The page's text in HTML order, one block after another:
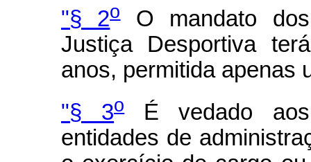
"§ 2oO mandato dos
Justiça Desportiva
anos, permitida apenas
"§ 3oÉ vedado aos
entidades de